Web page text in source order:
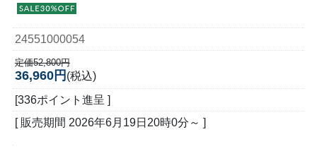
24551000054
定価52,800円
36,960円 (税込)
[336ポイント進呈 ]
[ 販売期間 2026年6月19日20時0分 ～ ]